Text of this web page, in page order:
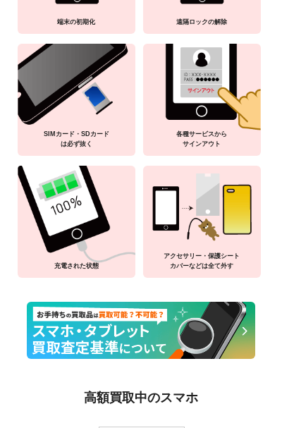
端末の初期化 遠隔ロックの解除
SIMカード・SDカード
は必ず抜く
各種サービスから
サインアウト
充電された状態
アクセサリー・保護シート
カバーなどは全て外す
高額買取中のスマホ